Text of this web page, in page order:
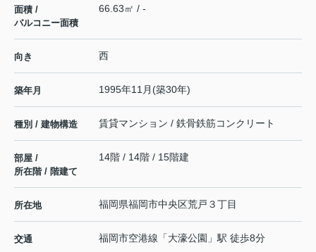
面積 /
バルコニー面積
66.63㎡ / -
向き 西
築年月 1995年11月(築30年)
種別 / 建物構造 賃貸マンション / 鉄骨鉄筋コンクリート
部屋 /
所在階 / 階建て
14階 / 14階 / 15階建
所在地 福岡県福岡市中央区荒戸 ３丁目
交通 福岡市空港線 「大濠公園 」駅 徒歩8分